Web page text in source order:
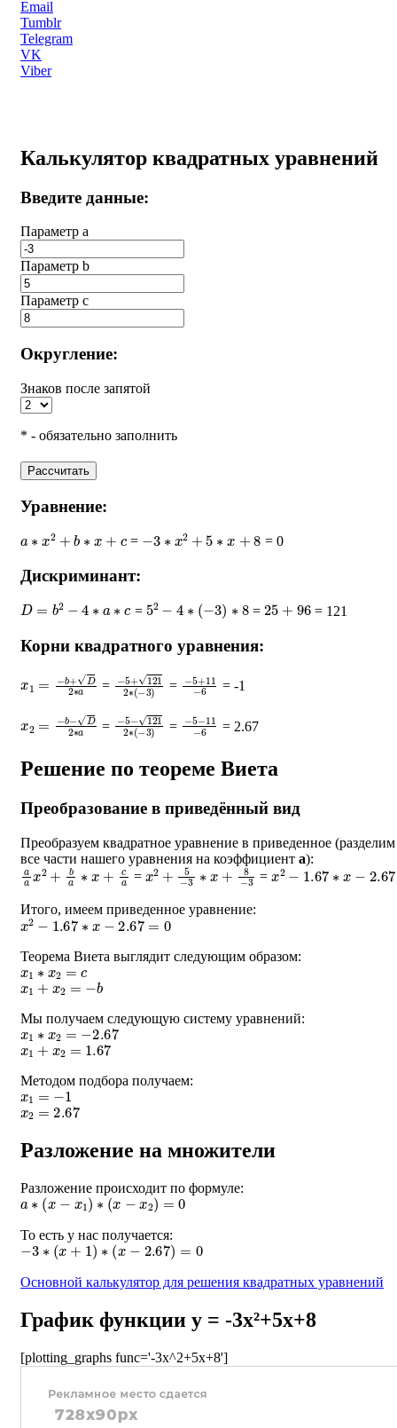
Email
Tumblr
Telegram
VK
Viber
Калькулятор квадратных уравнений
Введите данные:
Параметр a
Параметр b
Параметр с
Округление:
Знаков после запятой
* - обязательно заполнить
Рассчитать
Уравнение:
2 b ∗ = 3∗ 2+ 5 ∗ = 0
Дискриминант:
D= 2− a = 52 ∗ − )∗ = 25 + 96 = 121
Корни квадратного уравнения:
+ D2∗ = 5+ 121 −3 )
= 5+ 11 = -1
b−D2∗ = −5−121 (−3)
= −5−11 6
= 2.67
Решение по теореме Виета
Преобразование в приведённый вид
Преобразуем квадратное уравнение в приведенное (разделим
все части нашего уравнения на коэффициент a):
aax2+ba∗x+ca = x2+5−3 ∗x+8−3 =x2− 1.67∗ 2.67
Итого, имеем приведенное уравнение:
x2−1.67∗x−2.67=0
Теорема Виета выглядит следующим образом:
x1∗x2= c
x1 + x2 =− b
Мы получаем следующую систему уравнений:
x1∗x2=−2.67
x1 + x2 =1.67
Методом подбора получаем:
x1=−1
x2 =2.67
Разложение на множители
Разложение происходит по формуле:
a ∗(x−x1)∗ (x−x2)=0
То есть у нас получается:
−3∗(x+1)∗(x−2.67)=0
Основной калькулятор для решения квадратных уравнений
График функции y = -3x²+5x+8
[plotting_graphs func='-3x^2+5x+8']